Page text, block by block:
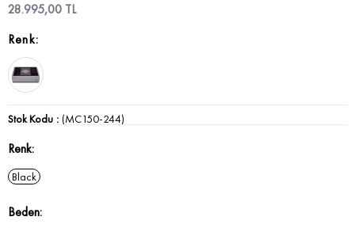
28.995,00 TL
Stok Kodu (MC150-244)
Renk
Black
Beden